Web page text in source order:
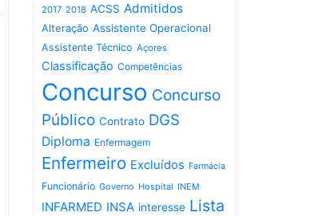
2017 2018 ACSS Admitidos
Alteração Assistente Operacional
Assistente Técnico Açores
Classificação Competências
Concurso Concurso
Público Contrato DGS
Diploma Enfermagem
Enfermeiro Excluídos Farmácia
Funcionário Governo Hospital INEM
INFARMED INSA interesse Lista